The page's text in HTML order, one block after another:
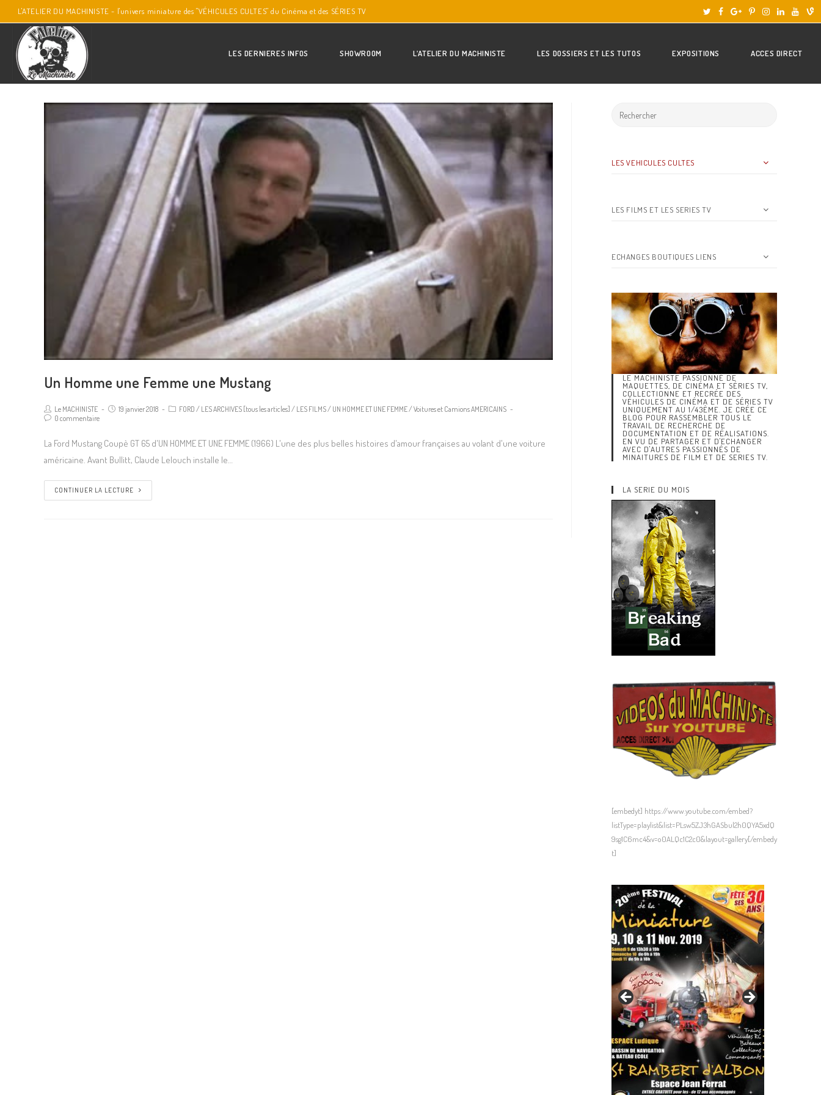
L'ATELIER DU MACHINISTE - l'univers miniature des "VÉHICULES CULTES" du Cinéma et des SÉRIES TV
LES DERNIERES INFOS SHOWROOM L’ATELIER DU MACHINISTE LES DOSSIERS ET LES TUTOS EXPOSITIONS ACCES DIRECT
Un Homme une Femme une Mustang
Le MACHINISTE 19 janvier 2018 FORD / LES ARCHIVES [tous les articles] / LES FILMS/ UN HOMME ET UNE FEMME/Voitures et Camions AMERICAINS
0 commentaire
La Ford Mustang Coupè GT 65 d'UN HOMME ET UNE FEMME (1966) L'une des plus belles histoires d'amour françaises au volant d'une voiture
américaine. Avant Bullitt, Claude Lelouch installe le…
CONTINUER LA LECTURE
LES VEHICULES CULTES
LES FILMS ET LES SERIES TV
ECHANGES BOUTIQUES LIENS
LE MACHINISTE PASSIONNÉ DE
MAQUETTES, DE CINÉMA ET SÉRIES TV,
COLLECTIONNE ET RECRÉE DES
VÉHICULES DE CINÉMA ET DE SÉRIES TV
UNIQUEMENT AU 1/43ÈME. JE CRÉE CE
BLOG POUR RASSEMBLER TOUS LE
TRAVAIL DE RECHERCHE DE
DOCUMENTATION ET DE RÉALISATIONS.
EN VU DE PARTAGER ET D'ECHANGER
AVEC D'AUTRES PASSIONNÉS DE
MINAITURES DE FILM ET DE SERIES TV.
LA SERIE DU MOIS
[embedyt] https://www.youtube.com/embed?
listType=playlist&list=PLsw5ZJ3hGASbul2h0QYA5xdQ
9sg1C6mc4&v=o0ALQc1C2c0&layout=gallery[/embedy
t]